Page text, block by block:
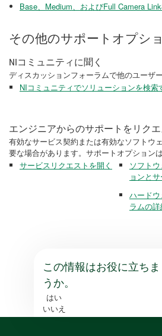
Base、Medium、およびFull Camera
その他のサポートオプシ
NIコミュニティに聞く
ディスカッションフォーラムで他のユーザ
NIコミュニティでソリューションを検索
エンジニアからのサポートをリク
有効なサービス契約または有効なソフトウ
要な場合があります。サポートオプション
サービスリクエストを開く
ソフト
ョンと
ハード
ラムの
この情報はお役に立ち
うか。
はい
いいえ